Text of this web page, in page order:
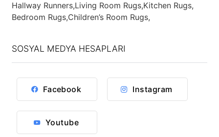
Hallway Runners,Living Room Rugs,Kitchen Rugs,
Bedroom Rugs,Children’s Room Rugs,
SOSYAL MEDYA HESAPLARI
Facebook Instagram
Youtube